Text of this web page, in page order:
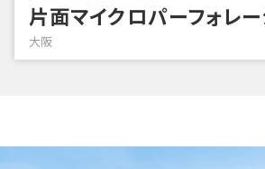
片面マイクロパーフォレー
大阪